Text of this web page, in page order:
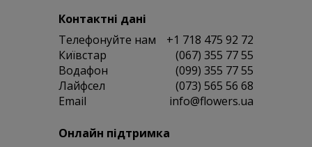
Контактні дані
Телефонуйте нам
+1 718 475 92 72
Київстар
(067) 355 77 55
Водафон
(099) 355 77 55
Лайфсел
(073) 565 56 68
Email
info@flowers.ua
Онлайн підтримка